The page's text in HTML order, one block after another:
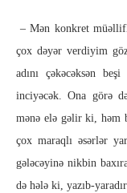
– Mən konkret
çox dəyər verdiyim
adını çəkəcəksən
inciyəcək. Ona görə
mənə elə gəlir ki, həm
çox maraqlı əsərlər
gələcəyinə nikbin
də hələ ki, yazıb-